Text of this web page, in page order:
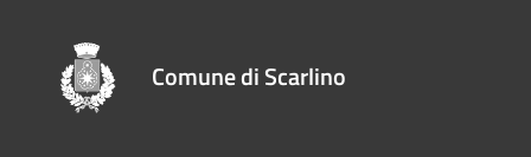
Comune di Scarlino